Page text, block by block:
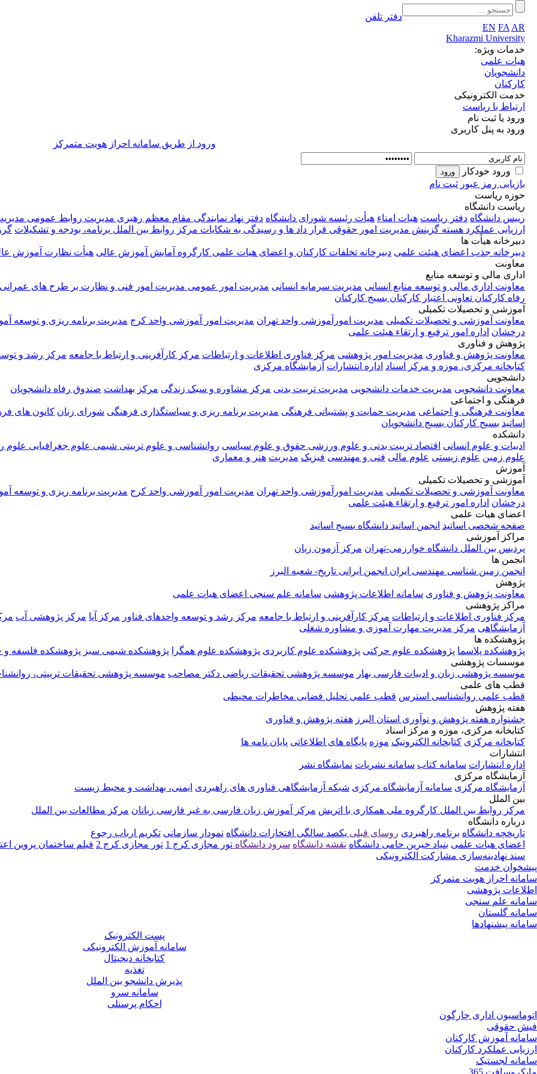
دفتر تلفن
EN FA AR
Kharazmi University
خدمات ویژه:
هیات علمی
دانشجویان
کارکنان
خدمت الکترونیکی
ارتباط با ریاست
ورود یا ثبت نام
ورود به پنل کاربری
ورود از طريق سامانه احراز هويت متمركز
ورود خودکار
بازیابی رمز عبور ثبت نام
حوزه ریاست
ریاست دانشگاه
رییس دانشگاه دفتر ریاست هیات امناء هیأت رئیسه شورای دانشگاه دفتر نهاد نمایندگی مقام معظم رهبری مدیریت روابط عمومی
ارزیابی عملکرد هسته گزینش مدیریت امور حقوقی قرار داد ها و رسیدگی به شکایات مرکز روابط بین الملل برنامه، بودجه و تشکیلات
دبیرخانه هیأت ها
دبیرخانه جذب اعضای هیئت علمی دبیرخانه تخلفات کارکنان و اعضای هیات علمی کارگروه آمایش آموزش عالی هیأت نظارت آموزش
معاونت
اداری مالی و توسعه منابع
معاونت اداری مالی و توسعه منابع انسانی مدیریت سرمایه انسانی مدیریت امور عمومی مدیریت امور فنی و نظارت بر طرح های
رفاه کارکنان تعاونی اعتبار کارکنان بسیج کارکنان
آموزشی و تحصیلات تکمیلی
معاونت آموزشی و تحصیلات تکمیلی مدیریت امورآموزشی واحد تهران مدیریت امور آموزشی واحد کرج مدیریت برنامه ریزی و توسعه
درخشان اداره امور ترفیع و ارتقاء هیئت علمی
پژوهش و فناوری
معاونت پژوهش و فناوری مدیریت امور پژوهشی مرکز فناوری اطلاعات و ارتباطات مرکز کارآفرینی و ارتباط با جامعه مرکز رشد و
کتابخانه مرکزی، موزه و مرکز اسناد اداره انتشارات آزمایشگاه مرکزی
دانشجویی
معاونت دانشجویی مدیریت خدمات دانشجویی مدیریت تربیت بدنی مرکز مشاوره و سبک زندگی مرکز بهداشت صندوق رفاه دانشجویان
فرهنگی و اجتماعی
معاونت فرهنگی و اجتماعی مدیریت حمایت و پشتیبانی فرهنگی مدیریت برنامه ریزی و سیاستگذاری فرهنگی شورای زنان کانون های
اساتید بسیج کارکنان بسیج دانشجویان
دانشکده
ادبیات و علوم انسانی اقتصاد تربیت بدنی و علوم ورزشی حقوق و علوم سیاسی روانشناسی و علوم تربیتی شیمی علوم جغرافیایی علوم
علوم زمین علوم زیستی علوم مالی فنی و مهندسی فیزیک مدیریت هنر و معماری
آموزش
آموزشی و تحصیلات تکمیلی
معاونت آموزشی و تحصیلات تکمیلی مدیریت امورآموزشی واحد تهران مدیریت امور آموزشی واحد کرج مدیریت برنامه ریزی و توسعه
درخشان اداره امور ترفیع و ارتقاء هیئت علمی
اعضای هیات علمی
صفحه شخصی اساتید انجمن اساتید دانشگاه بسیج اساتید
مراکز آموزشی
پردیس بین الملل دانشگاه خوارزمی-تهران مرکز آزمون زبان
انجمن ها
انجمن زمین شناسی مهندسی ایران انجمن ایرانی تاریخ- شعبه البرز
پژوهش
معاونت پژوهش و فناوری سامانه اطلاعات پژوهشی سامانه علم سنجی اعضای هیات علمی
مراکز پژوهشی
مرکز فناوری اطلاعات و ارتباطات مرکز کارآفرینی و ارتباط با جامعه مرکز رشد و توسعه واحدهای فناور مرکز آپا مرکز پژوهشی آب
آزمایشگاهی مرکز مدیریت مهارت آموزی و مشاوره شغلی
پژوهشکده ها
پژوهشکده پلاسما پژوهشکده علوم حرکتی پژوهشکده علوم کاربردی پژوهشکده علوم همگرا پژوهشکده شیمی سبز پژوهشکده فلسفه و
موسسات پژوهشی
موسسه پژوهشی زبان و ادبیات فارسی بهار موسسه پژوهشی تحقیقات ریاضی دکتر مصاحب موسسه پژوهشی تحقیقات تربیتی،
قطب های علمی
قطب علمی روانشناسی استرس قطب علمی تحلیل فضایی مخاطرات محیطی
هفته پژوهش
جشنواره هفته پژوهش و نوآوری استان البرز هفته پژوهش و فناوری
کتابخانه مرکزی، موزه و مرکز اسناد
کتابخانه مرکزی کتابخانه الکترونیک موزه پایگاه های اطلاعاتی پایان نامه ها
انتشارات
اداره انتشارات سامانه کتاب سامانه نشریات نمایشگاه نشر
آزمایشگاه مرکزی
آزمایشگاه مرکزی سامانه آزمایشگاه مرکزی شبکه آزمایشگاهی فناوری های راهبردی ایمنی، بهداشت و محیط زیست
بین الملل
مرکز روابط بین الملل کارگروه ملی همکاری با اتریش مرکز آموزش زبان فارسی به غیر فارسی زبانان مرکز مطالعات بین الملل
درباره دانشگاه
تاریخچه دانشگاه برنامه راهبردی روسای قبلی یکصد سالگی افتخارات دانشگاه نمودار سازمانی تکریم ارباب رجوع
اعضای هیات علمی بنیاد خیرین حامی دانشگاه نقشه دانشگاه سرود دانشگاه تور مجازی کرج 1 تور مجازی کرج 2
فیلم ساختمان پروین
سند نهادینه‌سازی مشارکت الکترونیکی
پیشخوان خدمت
سامانه احراز هویت متمرکز
اطلاعات پژوهشی
سامانه علم سنجی
سامانه گلستان
سامانه پیشنهادها
پست الکترونیک
سامانه آموزش الکترونیکی
کتابخانه دیجیتال
تغذیه
پذیرش دانشجو بین الملل
سامانه سرو
احکام پرسنلی
اتوماسیون اداری چارگون
فیش حقوقی
سامانه آموزش کارکنان
ارزیابی عملکرد کارکنان
سامانه لجستیک
مایکروسافت 365